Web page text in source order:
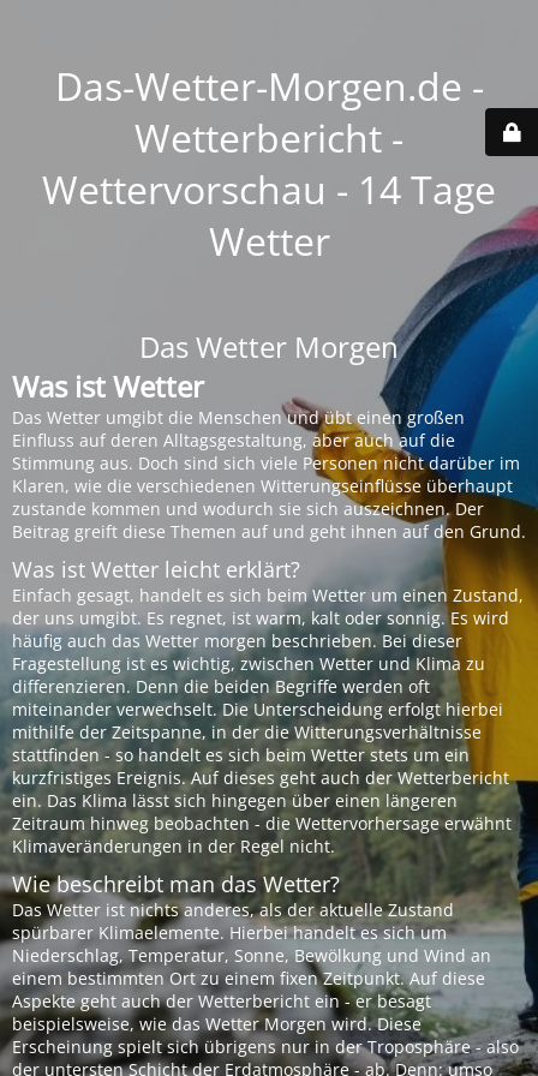
Das-Wetter-Morgen.de -
Wetterbericht -
Wettervorschau - 14 Tage
Wetter
Das Wetter Morgen
Was ist Wetter
Das Wetter umgibt die Menschen und übt einen großen
Einfluss auf deren Alltagsgestaltung, aber auch auf die
Stimmung aus. Doch sind sich viele Personen nicht darüber im
Klaren, wie die verschiedenen Witterungseinflüsse überhaupt
zustande kommen und wodurch sie sich auszeichnen. Der
Beitrag greift diese Themen auf und geht ihnen auf den Grund.
Was ist Wetter leicht erklärt?
Einfach gesagt, handelt es sich beim Wetter um einen Zustand,
der uns umgibt. Es regnet, ist warm, kalt oder sonnig. Es wird
häufig auch das Wetter morgen beschrieben. Bei dieser
Fragestellung ist es wichtig, zwischen Wetter und Klima zu
differenzieren. Denn die beiden Begriffe werden oft
miteinander verwechselt. Die Unterscheidung erfolgt hierbei
mithilfe der Zeitspanne, in der die Witterungsverhältnisse
stattfinden - so handelt es sich beim Wetter stets um ein
kurzfristiges Ereignis. Auf dieses geht auch der Wetterbericht
ein. Das Klima lässt sich hingegen über einen längeren
Zeitraum hinweg beobachten - die Wettervorhersage erwähnt
Klimaveränderungen in der Regel nicht.
Wie beschreibt man das Wetter?
Das Wetter ist nichts anderes, als der aktuelle Zustand
spürbarer Klimaelemente. Hierbei handelt es sich um
Niederschlag, Temperatur, Sonne, Bewölkung und Wind an
einem bestimmten Ort zu einem fixen Zeitpunkt. Auf diese
Aspekte geht auch der Wetterbericht ein - er besagt
beispielsweise, wie das Wetter Morgen wird. Diese
Erscheinung spielt sich übrigens nur in der Troposphäre - also
der untersten Schicht der Erdatmosphäre - ab. Denn: umso